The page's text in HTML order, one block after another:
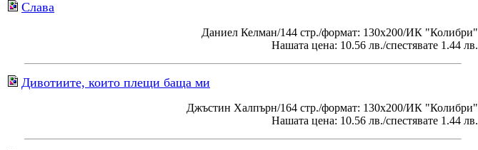
Слава
Даниел Келман/144 стр./формат: 130х200/ИК "Колибри"
Нашата цена: 10.56 лв./спестявате 1.44 лв.
Дивотиите, които плещи баща ми
Джъстин Халпърн/164 стр./формат: 130х200/ИК "Колибри"
Нашата цена: 10.56 лв./спестявате 1.44 лв.